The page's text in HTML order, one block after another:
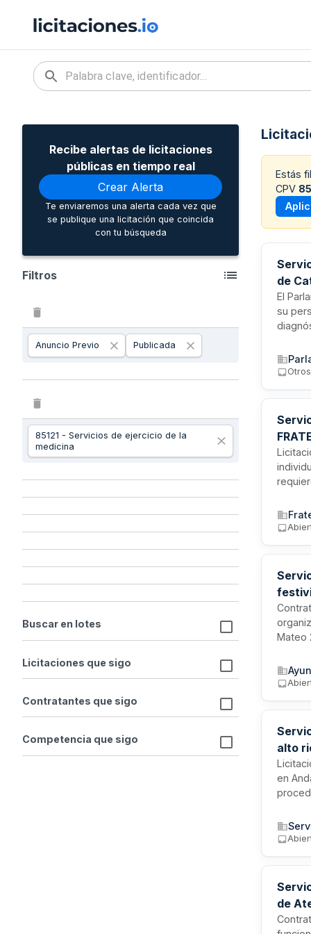
Recibe alertas de licitaciones
públicas en tiempo real
Crear Alerta
Te enviaremos una alerta cada vez que
se publique una licitación que coincida
con tu búsqueda
Filtros
Anuncio Previo Publicada
85121 - Servicios de ejercicio de la
medicina
Buscar en lotes
Licitaciones que sigo
Contratantes que sigo
Competencia que sigo
Estás
CPV
de
El
su
Otros
Mateo
alto
en
de